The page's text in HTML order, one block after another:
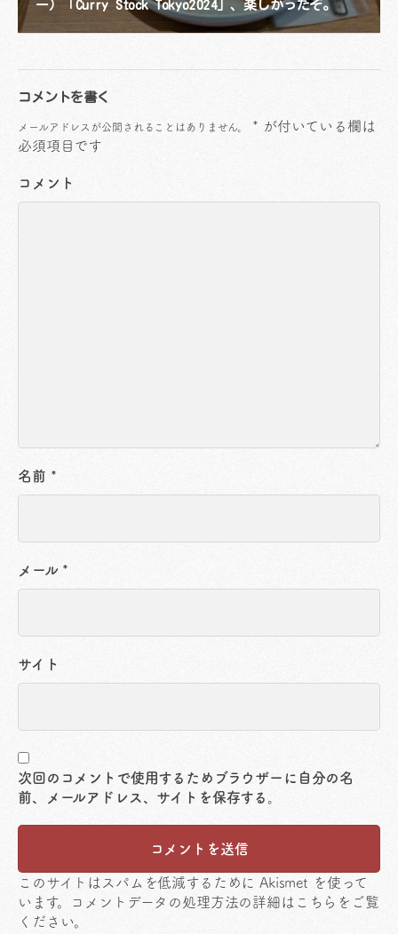
ー）「Curry Stock Tokyo2024」、楽しかったぞ。
コメントを書く
メールアドレスが公開されることはありません。 * が付いている欄は
必須項目です
コメント
名前 *
メール *
サイト
次回のコメントで使用するためブラウザーに自分の名
前、メールアドレス、サイトを保存する。
このサイトはスパムを低減するために Akismet を使って
います。
コメントデータの処理方法の詳細はこちらをご覧
ください。